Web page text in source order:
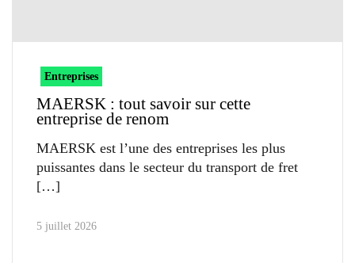
Entreprises
MAERSK : tout savoir sur cette
entreprise de renom
MAERSK est l’une des entreprises les plus
puissantes dans le secteur du transport de fret
5 juillet 2026